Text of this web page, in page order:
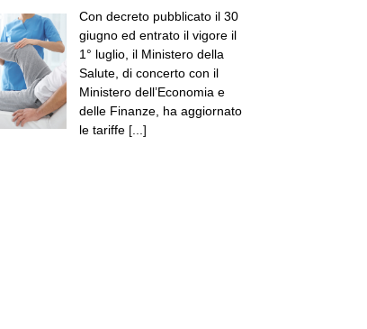
Con decreto pubblicato il 30
giugno ed entrato il vigore il
1° luglio, il Ministero della
Salute, di concerto con il
Ministero dell’Economia e
delle Finanze, ha aggiornato
le tariffe [...]